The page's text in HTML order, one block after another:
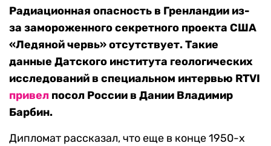
Радиационная опасность в Гренландии из-
за замороженного секретного проекта США
«Ледяной червь» отсутствует. Такие
данные Датского института геологических
исследований в специальном интервью RTVI
привел посол России в Дании Владимир
Барбин.
Дипломат рассказал, что еще в конце 1950-х